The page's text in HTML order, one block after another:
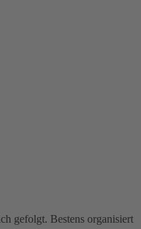
gefolgt. Bestens organisiert